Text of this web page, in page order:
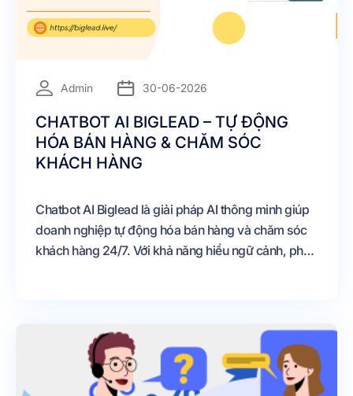
Admin 30-06-2026
CHATBOT AI BIGLEAD – TỰ ĐỘNG
HÓA BÁN HÀNG & CHĂM SÓC
KHÁCH HÀNG
Chatbot AI Biglead là giải pháp AI thông minh giúp
doanh nghiệp tự động hóa bán hàng và chăm sóc
khách hàng 24/7. Với khả năng hiểu ngữ cảnh, phản